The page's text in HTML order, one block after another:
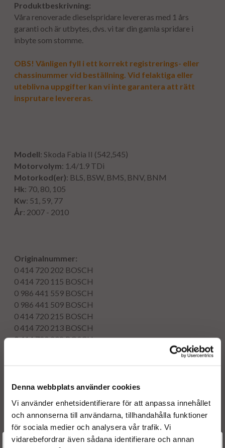
Denna webbplats använder cookies
Vi använder enhetsidentifierare för att anpassa innehållet
och annonserna till användarna, tillhandahålla funktioner
för sociala medier och analysera vår trafik. Vi
vidarebefordrar även sådana identifierare och annan
Produktbeskrivning:
Våra renoverade dieselspridare levereras med 1 års
garanti och är utbytes, dvs. vi tar din gamla spridare i
inbyte som stomme.
OBS! Vänligen fyll i ett korrekt registrerings- eller
chassinummer vid beställning. Vid felaktiga eller
uteblivna uppgifter kan vi inte garantera att rätt
insprutare levereras.
Modell: Skoda Fabia II (542,545)
Motorvolym: 1.4/1.9 TDi
Motorkod(er): BLS, BSW, BMS, BNV, BNM
Hk: 70, 80, 105
Kw: 51, 59, 77
År: 2007 - 2010
Originalnummer:
0 414 720 202 BOSCH
0 414 720 115 BOSCH
0 986 441 559 BOSCH
0 986 441 509 BOSCH
0 414 720 215 BOSCH
0 414 720 213 BOSCH
0 414 720 208BOSCH
0986441559BOSCH
0414720215BOSCH
0414720213 BOSCH
0414720208BOSCH
0414720206BOSCH